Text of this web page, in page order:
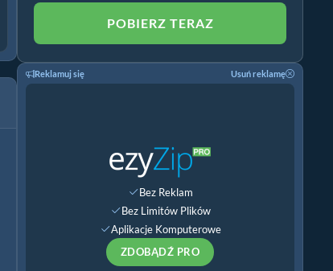
POBIERZ TERAZ
Reklamuj się Usuń reklamę
Bez Reklam
Bez Limitów Plików
Aplikacje Komputerowe
ZDOBĄDŹ PRO